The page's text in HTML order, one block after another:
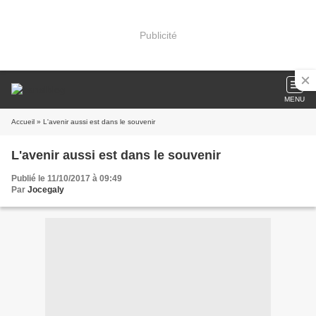
Publicité
MENU
Accueil » L'avenir aussi est dans le souvenir
L'avenir aussi est dans le souvenir
Publié le 11/10/2017 à 09:49
Par Jocegaly